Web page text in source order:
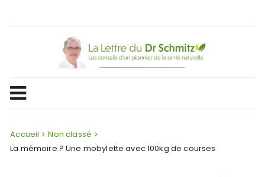
Accueil
Non classé
La mémoire ? Une mobylette avec 100kg de courses